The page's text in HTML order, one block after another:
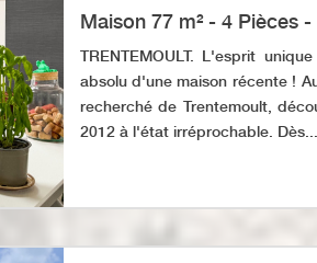
Maison 77 m² - 4 Pièces -
TRENTEMOULT. L'esprit
absolu d'une maison récente !
recherché de Trentemoult,
2012 à l'état irréprochable. Dès...